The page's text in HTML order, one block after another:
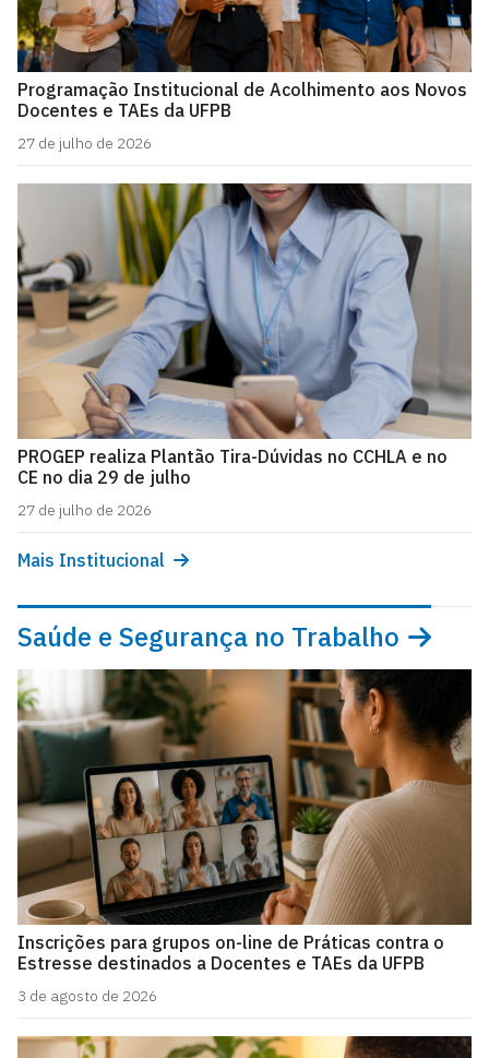
Programação Institucional de Acolhimento aos Novos
Docentes e TAEs da UFPB
27 de julho de 2026
PROGEP realiza Plantão Tira-Dúvidas no CCHLA e no
CE no dia 29 de julho
27 de julho de 2026
Mais Institucional
Saúde e Segurança no Trabalho
Inscrições para grupos on-line de Práticas contra o
Estresse destinados a Docentes e TAEs da UFPB
3 de agosto de 2026